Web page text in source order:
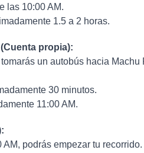
las 10:00 AM.
1.5 a 2 horas.
propia):
un autobús hacia
30 minutos.
11:00 AM.
podrás empezar tu recorrido.